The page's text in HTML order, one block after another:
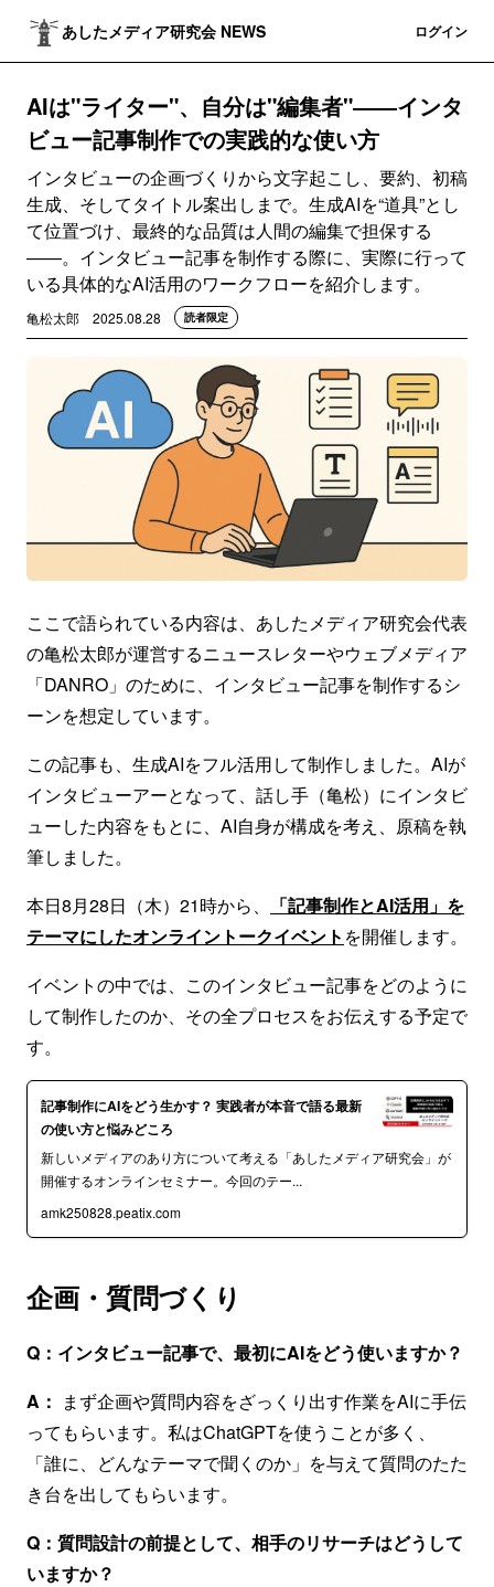
あしたメディア研究会 NEWS ログイン
AIは"ライター"、自分は"編集者"――インタ
ビュー記事制作での実践的な使い方
インタビューの企画づくりから文字起こし、要約、初稿
生成、そしてタイトル案出しまで。生成AIを“道具”とし
て位置づけ、最終的な品質は人間の編集で担保する
——。インタビュー記事を制作する際に、実際に行って
いる具体的なAI活用のワークフローを紹介します。
亀松太郎 2025.08.28 読者限定
ここで語られている内容は、あしたメディア研究会代表
の亀松太郎が運営するニュースレターやウェブメディア
「DANRO」のために、インタビュー記事を制作するシ
ーンを想定しています。
この記事も、生成AIをフル活用して制作しました。AIが
インタビューアーとなって、話し手（亀松）にインタビ
ューした内容をもとに、AI自身が構成を考え、原稿を執
筆しました。
本日8月28日（木）21時から、
「記事制作とAI活用」を
テーマにしたオンライントークイベント を開催します。
イベントの中では、このインタビュー記事をどのように
して制作したのか、その全プロセスをお伝えする予定で
す。
記事制作にAIをどう生かす？ 実践者が本音で語る最新
の使い方と悩みどころ
新しいメディアのあり方について考える「あしたメディア研究会」が
開催するオンラインセミナー。今回のテー...
amk250828.peatix.com
企画・質問づくり
Q：インタビュー記事で、最初にAIをどう使いますか？
A： まず企画や質問内容をざっくり出す作業をAIに手伝
ってもらいます。私はChatGPTを使うことが多く、
「誰に、どんなテーマで聞くのか」を与えて質問のたた
き台を出してもらいます。
Q：質問設計の前提として、相手のリサーチはどうして
いますか？